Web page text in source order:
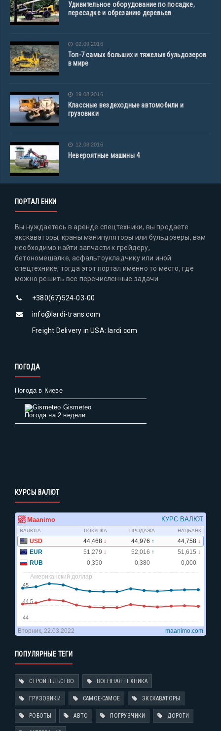
Удивительное оборудование по посадке,
пересадке и обрезанию деревьев
02.09.2016
Топ-7 самых больших и тяжелых бульдозеров
в мире
19.08.2016
Классные вездеходные автомобили и
грузовики
12.08.2016
Невероятные машины 4
ПОРТАЛ ЕНКИ
Вы нуждаетесь в аренде спецтехники, вы продаете
экскаваторы, краны манипуляторы или бульдозеры, вам
необходимо найти запчасти к грейдеру,
бетономешалке, асфальтоукладчику или иной
спецтехнике, тогда этот портал именно то место, где
можно решить все перечисленные задачи.
+380(67)524-03-00
info@lardi-trans.com
Freight Delivery in USA: lardi.com
ПОГОДА
Погода в Киеве
Gismeteo
Погода на 2 недели
КУРСЫ ВАЛЮТ
ПОПУЛЯРНЫЕ ТЕГИ
СТРОИТЕЛЬСТВО ВОЕННАЯ ТЕХНИКА
ГРУЗОВИКИ САМОЕ-САМОЕ ЭКСКАВАТОРЫ
РОБОТЫ АВТО ПОГРУЗЧИКИ ДОРОГИ